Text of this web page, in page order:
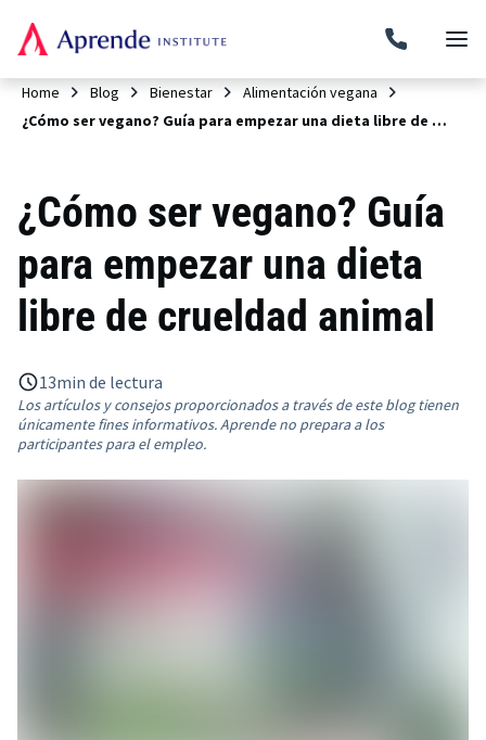
Home Blog Bienestar
Alimentación vegana
¿Cómo ser vegano? Guía para empezar una dieta libre de crueldad animal
¿Cómo ser vegano? Guía
para empezar una dieta
libre de crueldad animal
13min de lectura
Los artículos y consejos proporcionados a través de este blog tienen
únicamente fines informativos. Aprende no prepara a los
participantes para el empleo.